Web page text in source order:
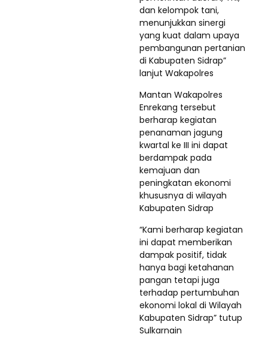
dan kelompok tani,
menunjukkan sinergi
yang kuat dalam upaya
pembangunan pertanian
di Kabupaten Sidrap”
lanjut Wakapolres
Mantan Wakapolres
Enrekang tersebut
berharap kegiatan
penanaman jagung
kwartal ke III ini dapat
berdampak pada
kemajuan dan
peningkatan ekonomi
khususnya di wilayah
Kabupaten Sidrap
“Kami berharap kegiatan
ini dapat memberikan
dampak positif, tidak
hanya bagi ketahanan
pangan tetapi juga
terhadap pertumbuhan
ekonomi lokal di Wilayah
Kabupaten Sidrap” tutup
Sulkarnain